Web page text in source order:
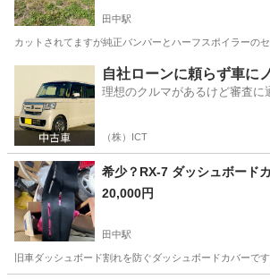
田中駅
カットされてますが純正バンパーとハーフスポイラーの
田中駅 パーツ バンパー
自社ローンに頼らず車に
理想のクルマがあるけど審査に
（株）ICT
希少？RX-7 ダッシュボード
20,000円
田中駅
旧車ダッシュボード割れを防ぐダッシュボードカバーです